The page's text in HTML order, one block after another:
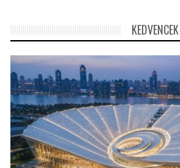
KEDVENCEK